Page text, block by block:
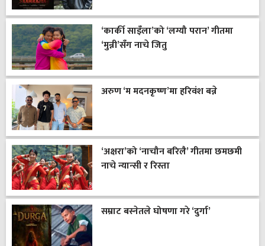
‘कार्की साइँला’को ‘लग्यौ परान’ गीतमा
‘मुन्नी’सँग नाचे जितु
अरुण ‘म मदनकृष्ण’मा हरिवंश बन्ने
‘अक्षरा’को ‘नाचौन बरिलै’ गीतमा छमछमी
नाचे न्यान्सी र रिस्ता
सम्राट बस्नेतले घोषणा गरे ‘दुर्गा’